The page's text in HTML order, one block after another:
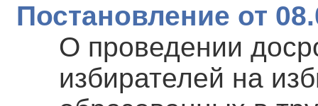
Постановление от
О проведении
избирателей на